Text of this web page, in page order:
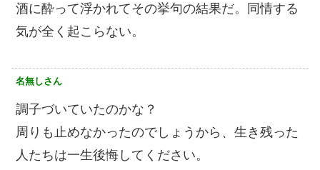
酒に酔って浮かれてその挙句の結果だ。同情する
気が全く起こらない。
名無しさん
調子づいていたのかな？
周りも止めなかったのでしょうから、生き残った
人たちは一生後悔してください。